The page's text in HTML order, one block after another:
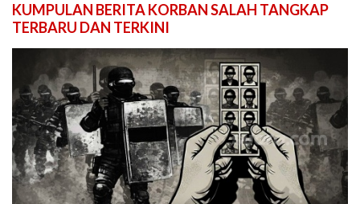
KUMPULAN BERITA KORBAN SALAH TANGKAP
TERBARU DAN TERKINI